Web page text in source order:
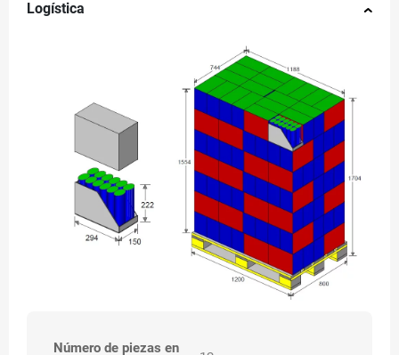
Logística
Número de piezas en